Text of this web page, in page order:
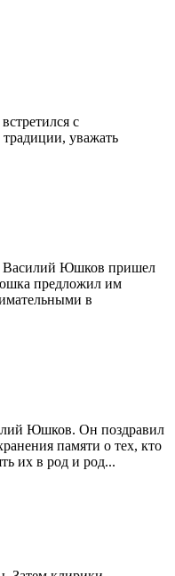
с
уважать
Василий Юшков пришел
предложил им
в
Юшков. Он поздравил
памяти о тех, кто
их в род и род...